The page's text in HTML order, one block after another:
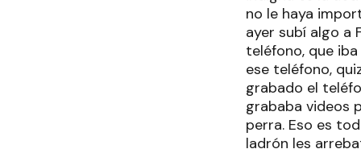
no le haya
ayer subí algo a
teléfono, que
ese teléfono,
grabado el
grababa videos
perra. Eso es
ladrón les